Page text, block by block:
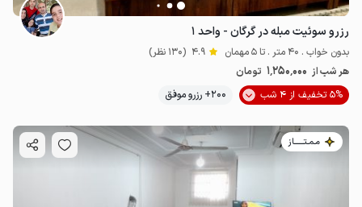
رزرو سوئیت مبله در گرگان - واحد ۱
بدون خواب . 40 متر . تا 5 مهمان 4.9 (130 نظر)
هر شب از 1٬250٬000 تومان
5% تخفیف از 4 شب
200+ رزرو موفق
مـمـتــــــاز